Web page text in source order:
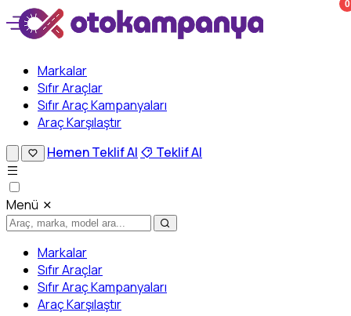
Markalar
Sıfır Araçlar
Sıfır Araç Kampanyaları
Araç Karşılaştır
0
Hemen Teklif Al Teklif Al
Menü
Markalar
Sıfır Araçlar
Sıfır Araç Kampanyaları
Araç Karşılaştır